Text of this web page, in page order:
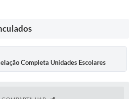
Completa Unidades Escolares